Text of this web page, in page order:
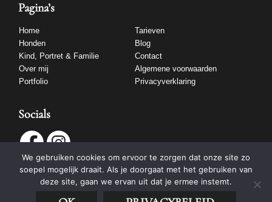
Pagina’s
Home
Tarieven
Honden
Blog
Kind, Portret & Familie
Contact
Over mij
Algemene voorwaarden
Portfolio
Privacyverklaring
Socials
We gebruiken cookies om ervoor te zorgen dat onze site zo
soepel mogelijk draait. Als je doorgaat met het gebruiken van
deze site, gaan we ervan uit dat je ermee instemt.